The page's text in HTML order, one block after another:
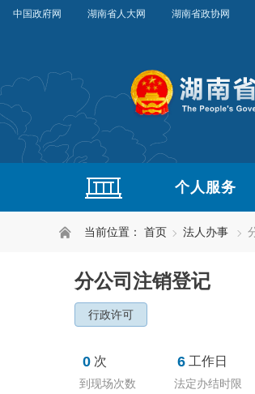
中国政府网 湖南省人大网 湖南省政协网
个人服务
当前位置： 首页 法人办事
分公司注销登记
行政许可
0 次
到现场次数
6 工作日
法定办结时限